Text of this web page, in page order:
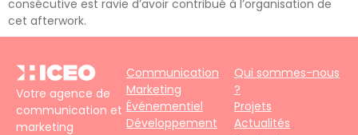
consécutive est ravie d’avoir contribué à l’organisation de
cet afterwork.
Votre agence de
communication et
marketing
Communication
Marketing
Événementiel
Développement
Qui sommes-nous
?
Projets
Actualités